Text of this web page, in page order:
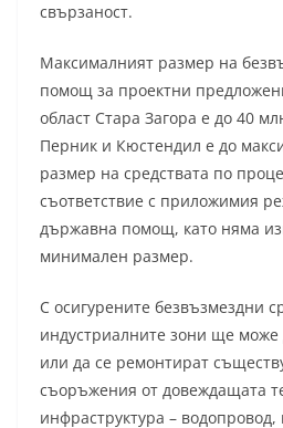
свързаност.
Максималният размер на
помощ за проектни
област Стара Загора е до 40
Перник и Кюстендил е до
размер на средствата по
съответствие с приложимия
държавна помощ, като няма
минимален размер.
С осигурените безвъзмездни
индустриалните зони ще може
или да се ремонтират
съоръжения от довеждащата
инфраструктура – водопровод,